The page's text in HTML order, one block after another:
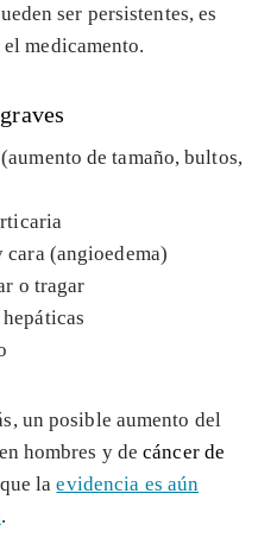
ser persistentes, es
medicamento.
de tamaño, bultos,
(angioedema)
o tragar
un posible aumento del
en hombres y decáncer de
laevidencia es aún
.